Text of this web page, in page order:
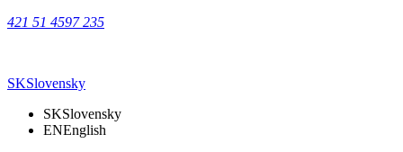
421 51 4597 235
SKSlovensky
SKSlovensky
ENEnglish